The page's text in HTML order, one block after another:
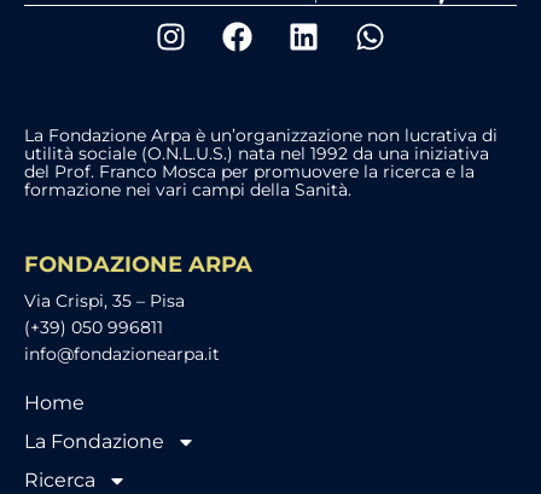
La Fondazione Arpa è un’organizzazione non lucrativa di
utilità sociale (O.N.L.U.S.) nata nel 1992 da una iniziativa
del Prof. Franco Mosca per promuovere la ricerca e la
formazione nei vari campi della Sanità.
FONDAZIONE ARPA
Via Crispi, 35 – Pisa
(+39) 050 996811
info@fondazionearpa.it
Home
La Fondazione
Ricerca